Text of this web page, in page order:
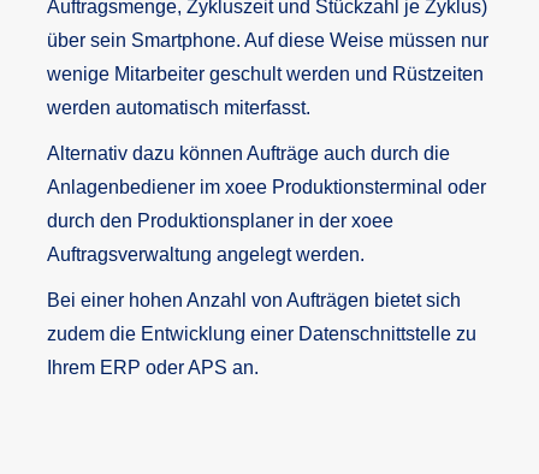
Auftragsmenge, Zykluszeit und Stückzahl je Zyklus)
über sein Smartphone. Auf diese Weise müssen nur
wenige Mitarbeiter geschult werden und Rüstzeiten
werden automatisch miterfasst.
Alternativ dazu können Aufträge auch durch die
Anlagenbediener im xoee Produktionsterminal oder
durch den Produktionsplaner in der xoee
Auftragsverwaltung angelegt werden.
Bei einer hohen Anzahl von Aufträgen bietet sich
zudem die Entwicklung einer Datenschnittstelle zu
Ihrem ERP oder APS an.